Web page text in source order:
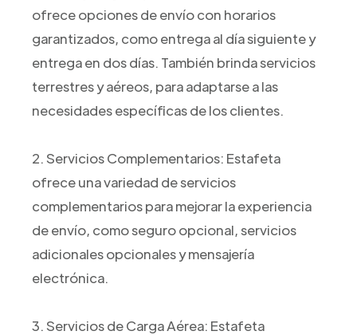
ofrece opciones de envío con horarios
garantizados, como entrega al día siguiente y
entrega en dos días. También brinda servicios
terrestres y aéreos, para adaptarse a las
necesidades específicas de los clientes.
2. Servicios Complementarios: Estafeta
ofrece una variedad de servicios
complementarios para mejorar la experiencia
de envío, como seguro opcional, servicios
adicionales opcionales y mensajería
electrónica.
3. Servicios de Carga Aérea: Estafeta